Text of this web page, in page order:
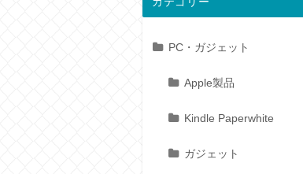
PC・ガジェット
Apple製品
Kindle Paperwhite
ガジェット